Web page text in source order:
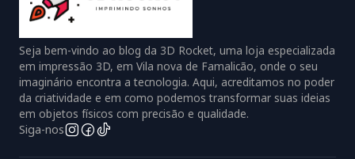
Seja bem-vindo ao blog da 3D Rocket, uma loja especializada
em impressão 3D, em Vila nova de Famalicão, onde o seu
imaginário encontra a tecnologia. Aqui, acreditamos no poder
da criatividade e em como podemos transformar suas ideias
em objetos físicos com precisão e qualidade.
Siga-nos